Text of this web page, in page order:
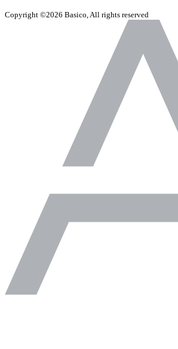
Copyright ©2026 Basico, All rights reserved